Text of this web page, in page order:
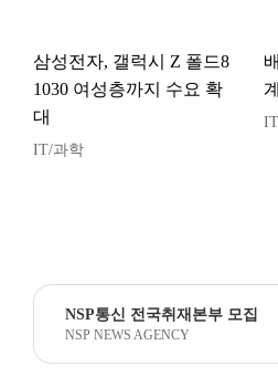
삼성전자, 갤럭시 Z 폴드8
1030 여성층까지 수요 확
대
IT/과학
NSP통신 전국취재본부 모집
NSP NEWS AGENCY